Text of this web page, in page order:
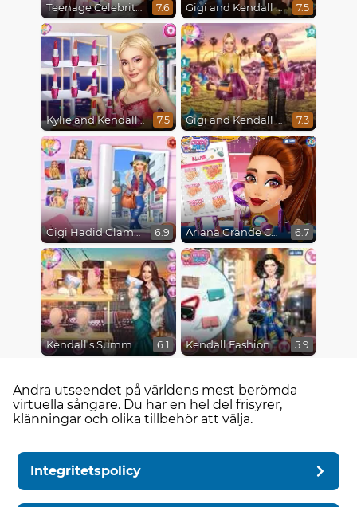
Teenage Celebrity Rivalry 7.6 Gigi and Kendall BFFS 7.5
Kylie and Kendall Sisters Break Up 7.5 Gigi and Kendall Fashionistas 7.3
Gigi Hadid Glamourous Lifestyle 6.9 Ariana Grande Colors Of The Year 6.7
Kendall's Summer Fun 6.1 Kendall Fashion Color Test 5.9
Ändra utseendet på världens mest berömda
virtuella sångare. Du har en hel del frisyrer,
klänningar och olika tillbehör att välja.
Integritetspolicy